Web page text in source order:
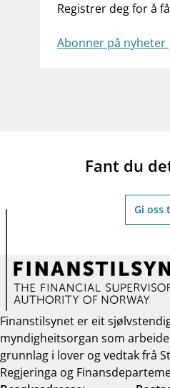
Registrer deg for å
Abonner på nyheter
Fant du
Gi oss
Finanstilsynet er eit
myndigheitsorgan som
grunnlag i lover og vedtak frå
Regjeringa og